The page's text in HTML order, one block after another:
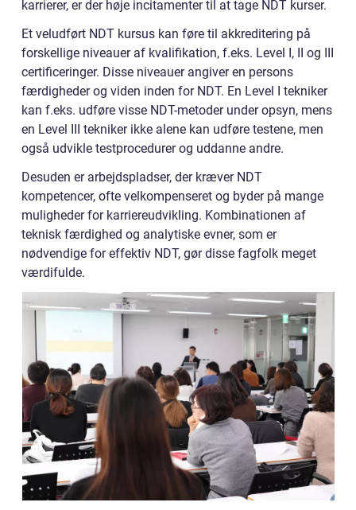
karrierer, er der høje incitamenter til at tage NDT kurser.
Et veludført NDT kursus kan føre til akkreditering på
forskellige niveauer af kvalifikation, f.eks. Level I, II og III
certificeringer. Disse niveauer angiver en persons
færdigheder og viden inden for NDT. En Level I tekniker
kan f.eks. udføre visse NDT-metoder under opsyn, mens
en Level III tekniker ikke alene kan udføre testene, men
også udvikle testprocedurer og uddanne andre.
Desuden er arbejdspladser, der kræver NDT
kompetencer, ofte velkompenseret og byder på mange
muligheder for karriereudvikling. Kombinationen af
teknisk færdighed og analytiske evner, som er
nødvendige for effektiv NDT, gør disse fagfolk meget
værdifulde.